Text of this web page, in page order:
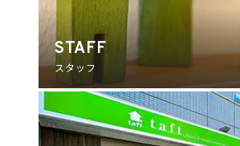
タフトラボ
トノジログ
COMPANY
STAFF
スタッフ